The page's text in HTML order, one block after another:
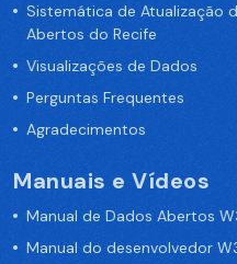
Sistemática de Atualização
Abertos do Recife
Visualizações de Dados
Perguntas Frequentes
Agradecimentos
Manuais e Vídeos
Manual de Dados Abertos
Manual do desenvolvedor